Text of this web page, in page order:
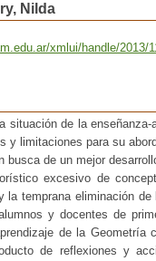
Nilda
xmlui/handle/2013/
situación de la
y limitaciones para su
busca de un mejor
excesivo de
la temprana eliminación
y docentes de
de la
de reflexiones y